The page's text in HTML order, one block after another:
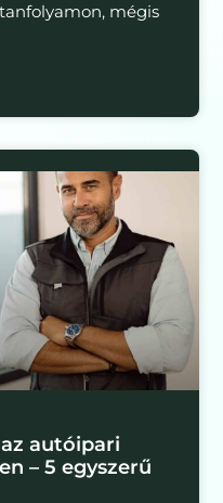
mégis
autóipari
– 5 egyszerű